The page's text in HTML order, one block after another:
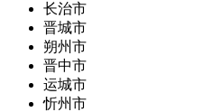
长治市
晋城市
朔州市
晋中市
运城市
忻州市